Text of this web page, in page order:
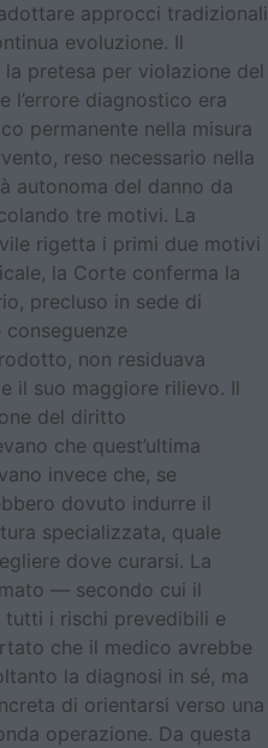
approcci tradizionali
evoluzione. Il
pretesa per violazione del
l’errore diagnostico era
permanente nella misura
reso necessario nella
autonoma del danno da
tre motivi. La
rigetta i primi due motivi
la Corte conferma la
precluso in sede di
non residuava
il suo maggiore rilievo. Il
del diritto
che quest’ultima
invece che, se
dovuto indurre il
specializzata, quale
dove curarsi. La
— secondo cui il
tutti i rischi prevedibili e
che il medico avrebbe
la diagnosi in sé, ma
di orientarsi verso una
operazione. Da questa